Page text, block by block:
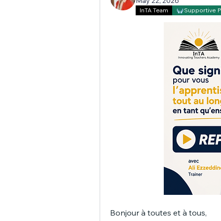
InTA Team Supportive
Bonjour à toutes et à tous,